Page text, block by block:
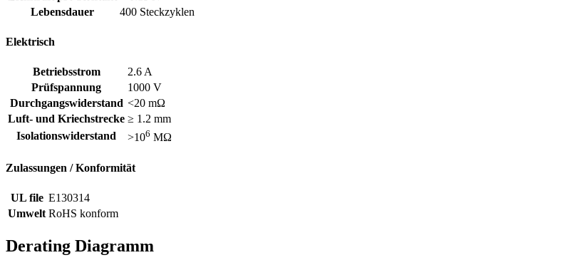
Lebensdauer
400 Steckzyklen
Elektrisch
Betriebsstrom
2.6 A
Prüfspannung
1000 V
Durchgangswiderstand <20 mΩ
Luft- und Kriechstrecke ≥ 1.2 mm
Isolationswiderstand
>106 MΩ
Zulassungen / Konformität
UL file E130314
Umwelt RoHS konform
Derating Diagramm